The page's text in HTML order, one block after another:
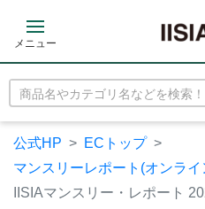
メニュー
公式HP
ECトップ
マンスリーレポート(オンライ
IISIAマンスリー・レポート